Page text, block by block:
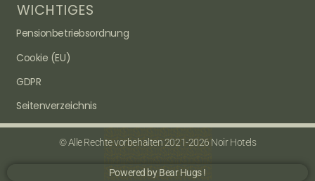
WICHTIGES
Pensionbetriebsordnung
Cookie (EU)
GDPR
Seitenverzeichnis
© Alle Rechte vorbehalten 2021-2026 Noir Hotels
Powered by Bear Hugs !